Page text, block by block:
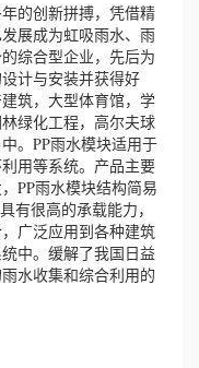
的创新拼搏，凭借精
展成为虹吸雨水、雨
综合型企业，先后为
计与安装并获得好
筑，大型体育馆，学
绿化工程，高尔夫球
。PP雨水模块适用于
用等系统。产品主要
PP雨水模块结构简易
有很高的承载能力，
广泛应用到各种建筑
中。缓解了我国日益
水收集和综合利用的